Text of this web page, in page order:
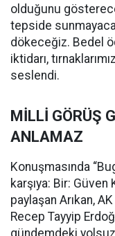
olduğunu
tepside
dökeceğiz. Bedel
iktidarı,
seslendi.
MİLLİ GÖRÜŞ
ANLAMAZ
Konuşmasında
karşıya: Bir:
paylaşan Arıkan,
Recep Tayyip
gündemdeki